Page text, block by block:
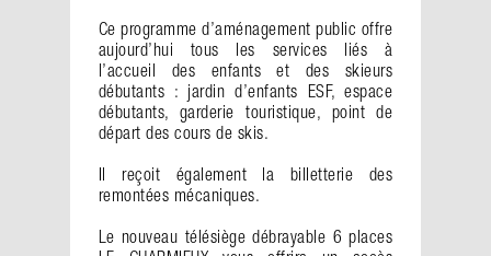
Ce programme d’aménagement public offre
aujourd’hui tous les services liés à
l’accueil des enfants et des skieurs
débutants : jardin d’enfants ESF, espace
débutants, garderie touristique, point de
départ des cours de skis.
Il reçoit également la billetterie des
remontées mécaniques.
Le nouveau télésiège débrayable 6 places